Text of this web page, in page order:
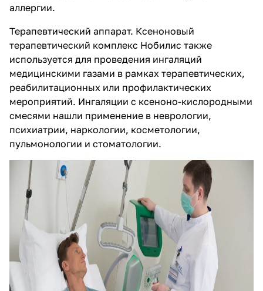
аллергии.
Терапевтический аппарат. Ксеноновый
терапевтический комплекс Нобилис также
используется для проведения ингаляций
медицинскими газами в рамках терапевтических,
реабилитационных или профилактических
мероприятий. Ингаляции с ксеноно-кислородными
смесями нашли применение в неврологии,
психиатрии, наркологии, косметологии,
пульмонологии и стоматологии.